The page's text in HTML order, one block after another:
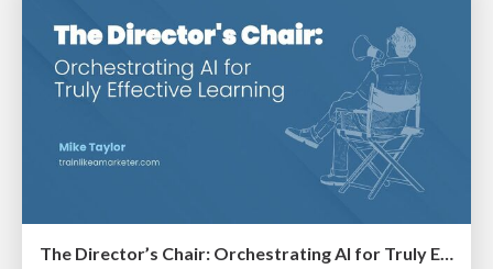
The Director’s Chair: Orchestrating AI for Truly Effective Learning